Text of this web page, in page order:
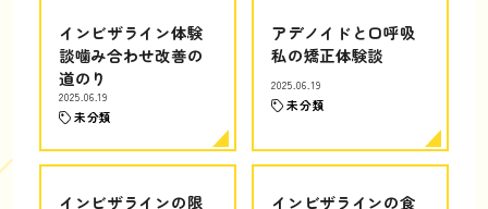
インビザライン体験
談噛み合わせ改善の
道のり
2025.06.19
未分類
アデノイドと口呼吸
私の矯正体験談
2025.06.19
未分類
インビザラインの限
インビザラインの食